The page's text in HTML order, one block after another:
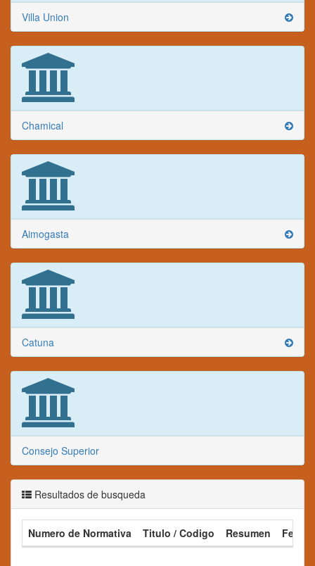
Villa Union
Chamical
Aimogasta
Catuna
Consejo Superior
Resultados de busqueda
Numero de Normativa Titulo / Codigo Resumen Fecha